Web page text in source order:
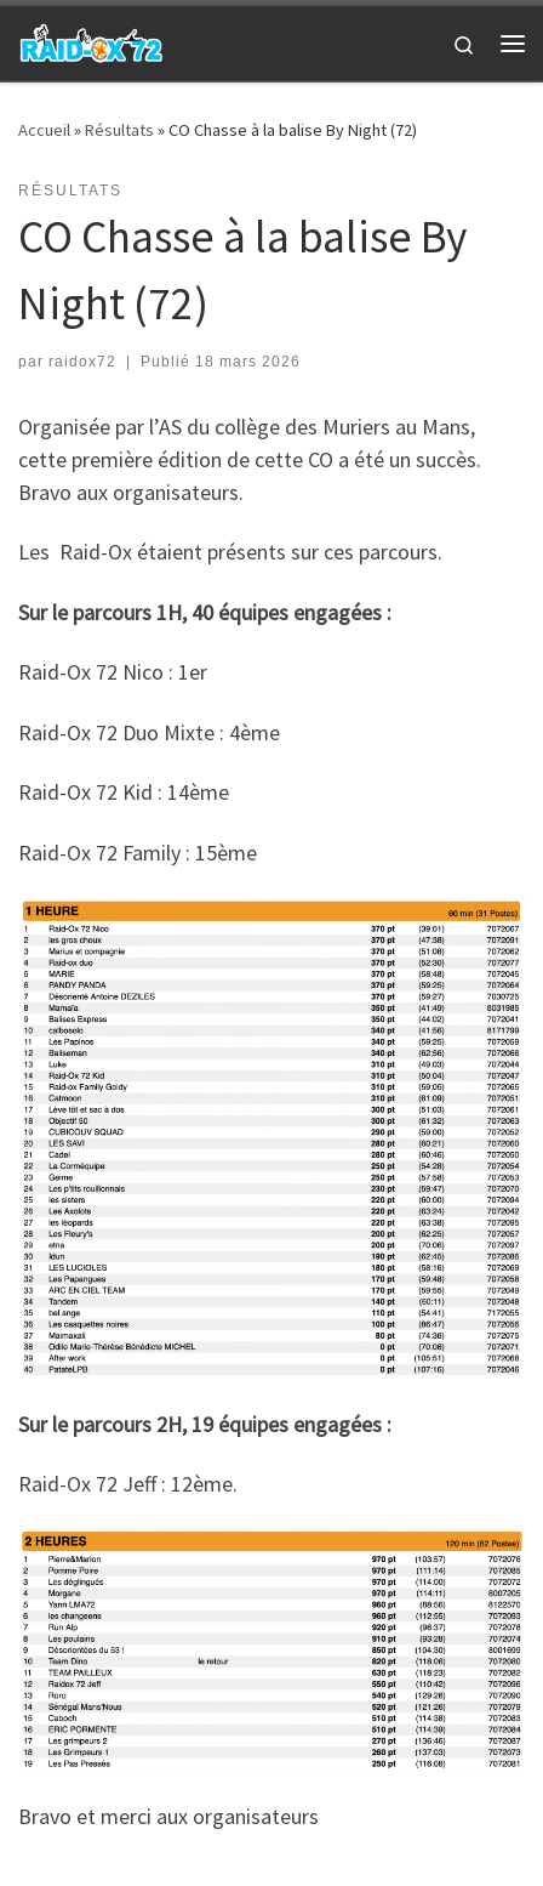
Passer au contenu
Search
Accueil»Résultats »CO Chasse à la balise By Night (72)
RÉSULTATS
CO Chasse à la balise By
Night (72)
par raidox72 | Publié 18 mars 2026
Organisée par l’AS du collège des Muriers au Mans,
cette première édition de cette CO a été un succès.
Bravo aux organisateurs.
Les Raid-Ox étaient présents sur ces parcours.
Sur le parcours 1H, 40 équipes engagées :
Raid-Ox 72 Nico : 1er
Raid-Ox 72 Duo Mixte : 4ème
Raid-Ox 72 Kid : 14ème
Raid-Ox 72 Family : 15ème
Sur le parcours 2H, 19 équipes engagées :
Raid-Ox 72 Jeff : 12ème.
Bravo et merci aux organisateurs